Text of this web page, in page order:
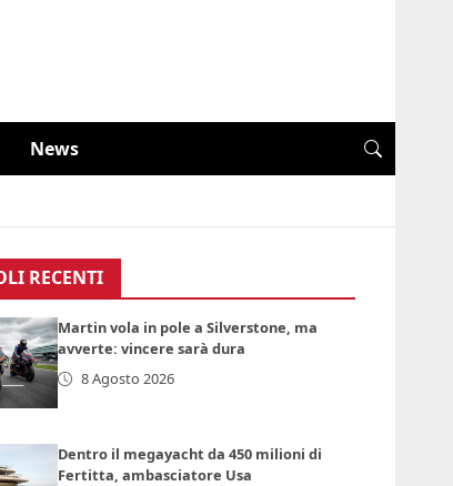
News
RECENTI
Martin vola in pole a Silverstone, ma
avverte: vincere sarà dura
8 Agosto 2026
Dentro il megayacht da 450 milioni di
Fertitta, ambasciatore Usa